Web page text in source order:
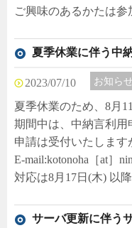
ご興味のあるかたは
夏季休業に伴う中
2023/07/10 お知らせ
夏季休業のため、8月
期間中は、中納言利用
申請は受付いたしま
E-mail:kotonoha［at］
対応は8月17日(木) 以
サーバ更新に伴う